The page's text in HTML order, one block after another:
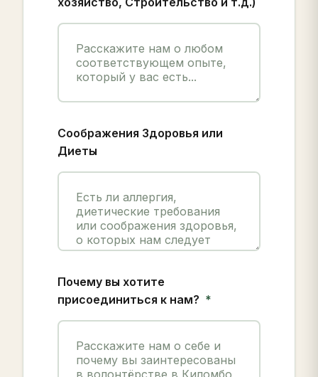
Соображения Здоровья или
Диеты
Почему вы хотите
присоединиться к нам?